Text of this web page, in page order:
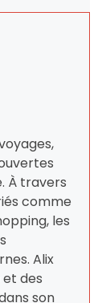
À travers
comme
les
Alix
des
son